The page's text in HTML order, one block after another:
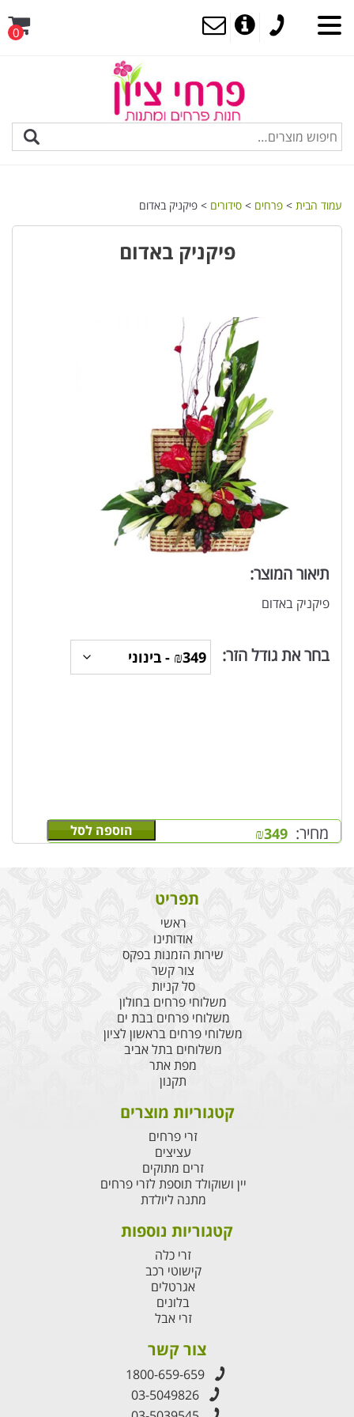
0
עמוד הבית > פרחים > סידורים > פיקניק באדום
פיקניק באדום
תיאור המוצר:
פיקניק באדום
בחר את גודל הזר:
מחיר: ₪349 הוספה לסל
תפריט
ראשי
אודותינו
שירות הזמנות בפקס
צור קשר
סל קניות
משלוחי פרחים בחולון
משלוחי פרחים בבת ים
משלוחי פרחים בראשון לציון
משלוחים בתל אביב
מפת אתר
תקנון
קטגוריות מוצרים
זרי פרחים
עציצים
זרים מתוקים
יין ושוקולד תוספת לזרי פרחים
מתנה ליולדת
קטגוריות נוספות
זרי כלה
קישוטי רכב
אגרטלים
בלונים
זרי אבל
צור קשר
1800-659-659
03-5049826